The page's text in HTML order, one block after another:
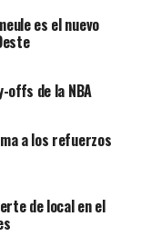
es el nuevo
offs de la NBA
a los refuerzos
de local en el